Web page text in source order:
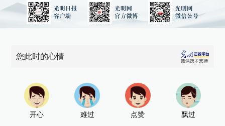
您此时的心情
开心 难过 点赞 飘过